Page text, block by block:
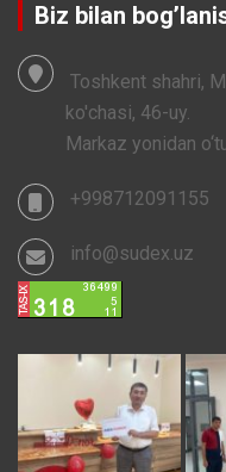
Biz bilan
Toshkent shahri,
ko'chasi, 46-uy.
Markaz yonidan
+998712091155
info@sudex.uz